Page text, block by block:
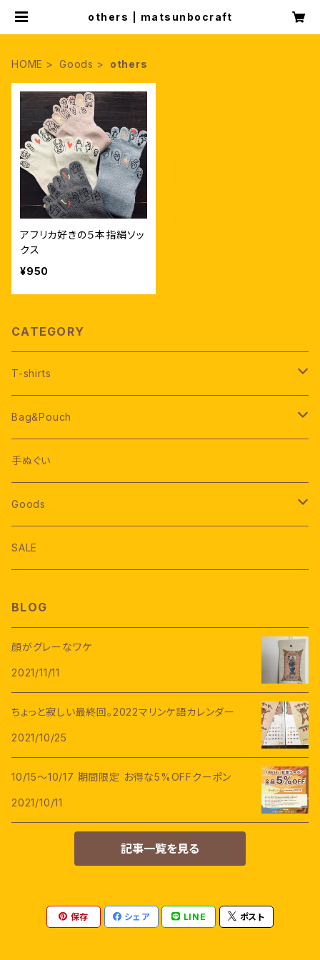
others | matsunbocraft
HOME Goods others
アフリカ好きの５本指絹ソッ
クス
¥950
CATEGORY
T-shirts
Long sleeve
short sleeve
tank top
kids&babies
Bag&Pouch
bag
pouch
手ぬぐい
Goods
Accessories
SALE
BLOG
顔がグレーなワケ
2021/11/11
ちょっと寂しい最終回。2022マリンケ語カレンダー
2021/10/25
10/15～10/17 期間限定 お得な5%OFFクーポン
2021/10/11
記事一覧を見る
保存 シェア LINE ポスト